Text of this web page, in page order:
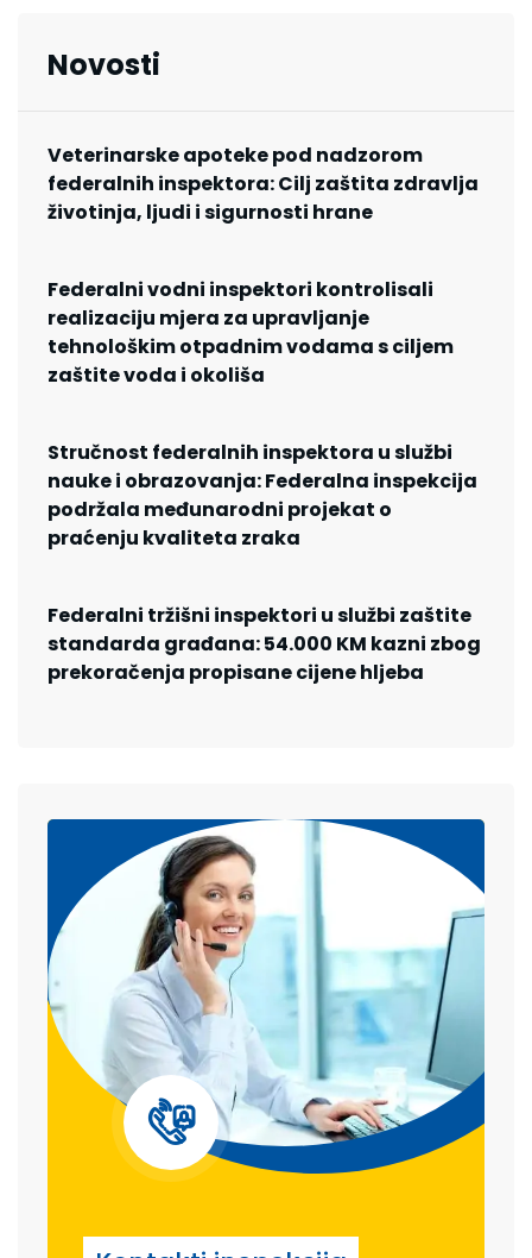
Novosti
Veterinarske apoteke pod nadzorom
federalnih inspektora: Cilj zaštita zdravlja
životinja, ljudi i sigurnosti hrane
Federalni vodni inspektori kontrolisali
realizaciju mjera za upravljanje
tehnološkim otpadnim vodama s ciljem
zaštite voda i okoliša
Stručnost federalnih inspektora u službi
nauke i obrazovanja: Federalna inspekcija
podržala međunarodni projekat o
praćenju kvaliteta zraka
Federalni tržišni inspektori u službi zaštite
standarda građana: 54.000 KM kazni zbog
prekoračenja propisane cijene hljeba